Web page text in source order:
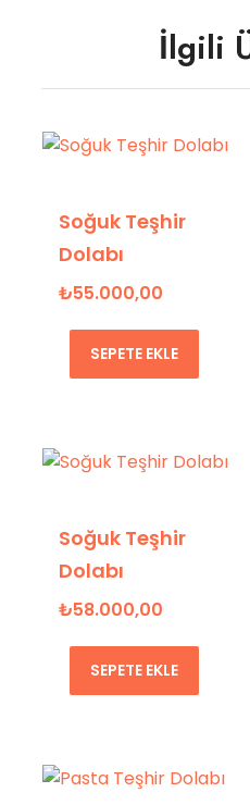
İlgili
Soğuk Teşhir
Dolabı
₺55.000,00
SEPETE EKLE
Soğuk Teşhir
Dolabı
₺58.000,00
SEPETE EKLE